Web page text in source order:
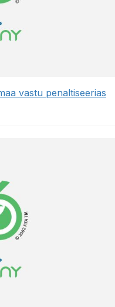
vastu penaltiseerias